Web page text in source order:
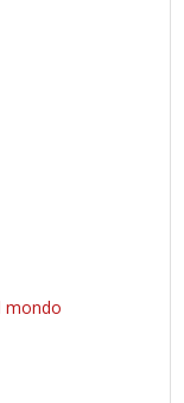
mondo